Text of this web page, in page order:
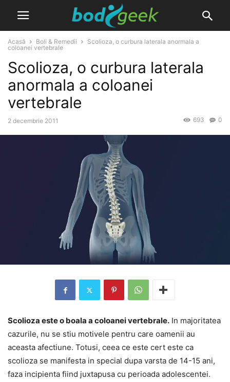
Acasă Boli & Remedii
Scolioza, o curbura laterala anormala a
coloanei vertebrale
Scolioza, o curbura laterala
anormala a coloanei
vertebrale
2 decembrie 2011 0
693
Scolioza este o boala a coloanei vertebrale. In majoritatea
cazurile, nu se stiu motivele pentru care oamenii au
aceasta afectiune. Totusi, ceea ce este cert este ca
scolioza se manifesta in special dupa varsta de 14-15 ani,
faza incipienta fiind juxtapusa cu perioada adolescentei.